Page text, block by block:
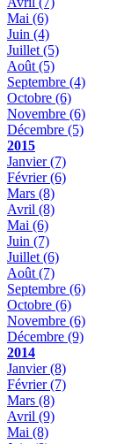
Mai (6)
Juin (4)
Juillet (5)
Août (5)
Septembre (4)
Octobre (6)
Novembre (6)
Décembre (5)
2015
Janvier(7)
Février(6)
Mars (8)
Avril (8)
Mai (6)
Juin (7)
Juillet (6)
Août (7)
Septembre (6)
Octobre (6)
Novembre (6)
Décembre (9)
2014
Janvier(8)
Février(7)
Mars (8)
Avril (9)
Mai (8)